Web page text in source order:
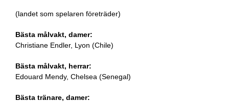
(landet som spelaren företräder)
Bästa målvakt, damer:
Christiane Endler, Lyon (Chile)
Bästa målvakt, herrar:
Edouard Mendy, Chelsea (Senegal)
Bästa tränare, damer: